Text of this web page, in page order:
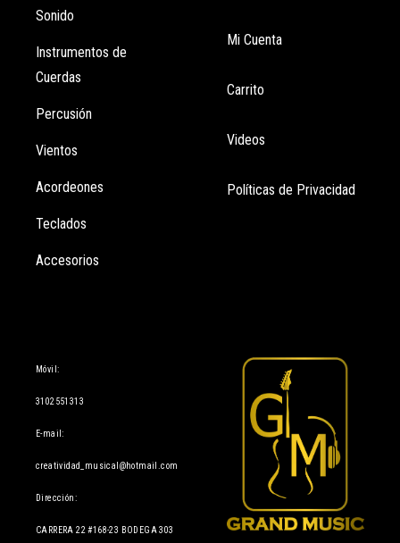
Sonido
Instrumentos de
Cuerdas
Percusión
Vientos
Acordeones
Teclados
Accesorios
Mi Cuenta
Carrito
Videos
Políticas de Privacidad
Móvil:
3102551313
E-mail:
creatividad_musical@hotmail.com
Dirección:
CARRERA 22 #168-23 BODEGA 303